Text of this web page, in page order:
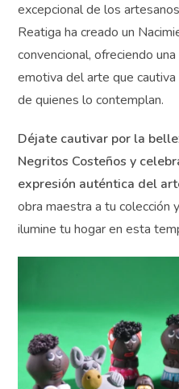
excepcional de los
Reatiga ha creado un
convencional, ofreciendo
emotiva del arte que
de quienes lo contemplan.
Déjate cautivar por la
de Negritos Costeños y
expresión auténtica del
obra maestra a tu colección
artesanal ilumine tu hogar